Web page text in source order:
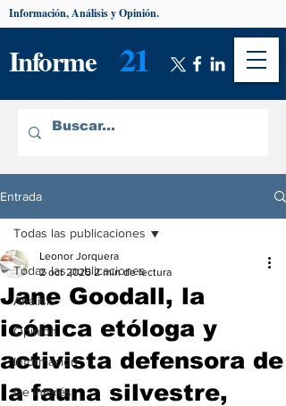
Informe 21
Información, Análisis y Opinión.
Entrada
Todas las publicaciones
Análisis
Opinión
Información
De interés
Todas las publicaciones
Jane Goodall, la
icónica etóloga y
activista defensora de
la fauna silvestre,
Leonor Jorquera
2 oct 2025 2 min de lectura